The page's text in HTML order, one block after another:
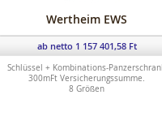
Wertheim EWS
ab netto 1 157 401,58 Ft
Schlüssel + Kombinations-
300mFt Versicherungssumme.
8 Größen